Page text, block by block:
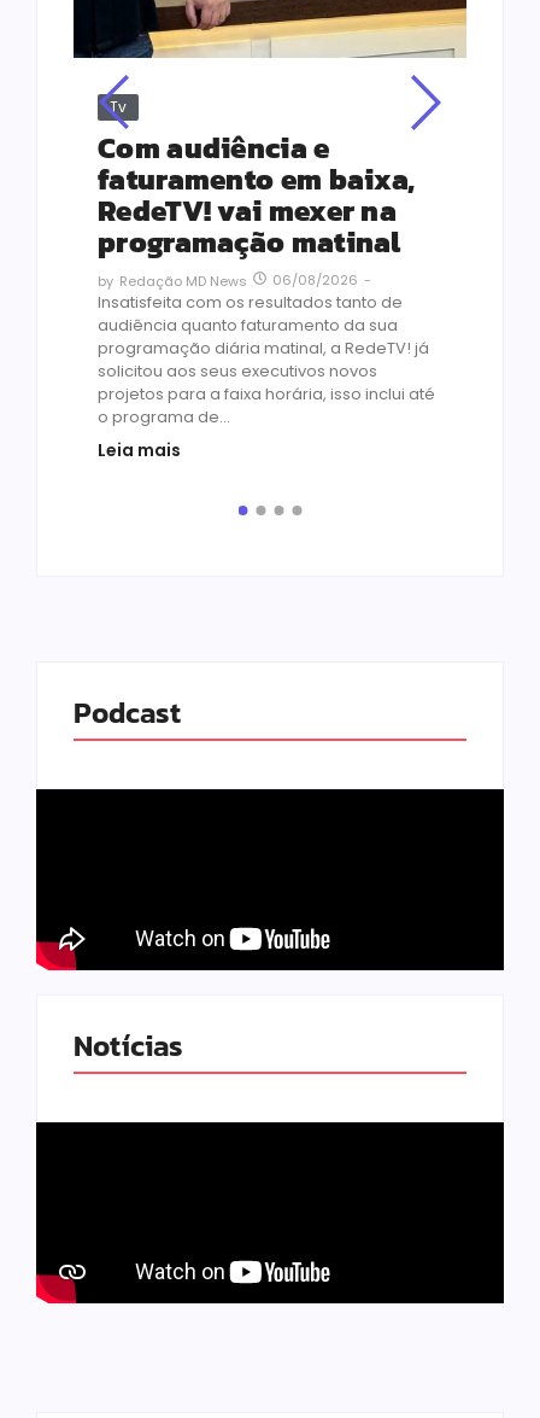
Tv
Com audiência e
faturamento em baixa,
RedeTV! vai mexer na
programação matinal
by Redação MD News 06/08/2026 -
Insatisfeita com os resultados tanto de
audiência quanto faturamento da sua
programação diária matinal, a RedeTV! já
solicitou aos seus executivos novos
projetos para a faixa horária, isso inclui até
o programa de...
Leia mais
Podcast
Notícias